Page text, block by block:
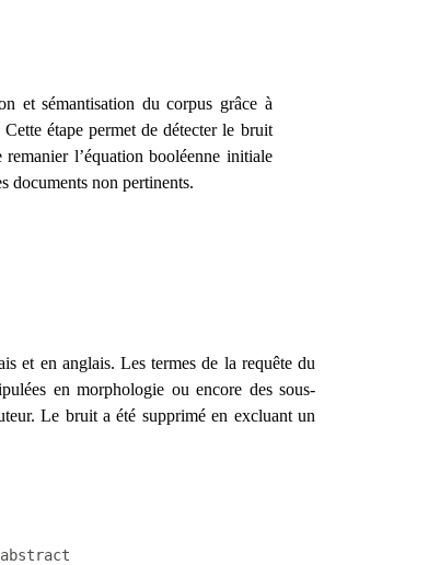
et sémantisation du corpus grâce à
Cette étape permet de détecter le bruit
remanier l’équation booléenne initiale
documents non pertinents.
et en anglais. Les termes de la requête du
en morphologie ou encore des sous-
Le bruit a été supprimé en excluant un
.*[pP]roper.[nN]ames?.*/ /